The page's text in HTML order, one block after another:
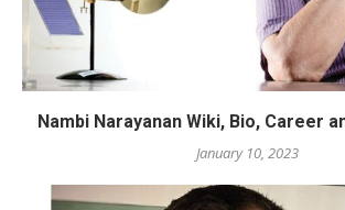
Nambi Narayanan Wiki, Bio, Career
January 10, 2023